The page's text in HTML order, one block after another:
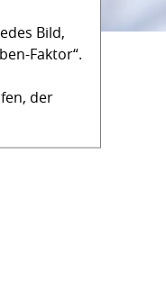
Bild,
Faktor“.
der